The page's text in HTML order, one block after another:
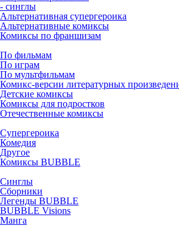
- синглы
Альтернативная супергероика
Альтернативные комиксы
Комиксы по франшизам
По фильмам
По играм
По мультфильмам
Комикс-версии литературных
Детские комиксы
Комиксы для подростков
Отечественные комиксы
Супергероика
Комедия
Другое
Комиксы BUBBLE
Синглы
Сборники
Легенды BUBBLE
BUBBLE Visions
Манга